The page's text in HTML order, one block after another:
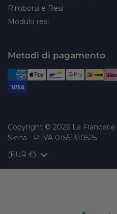
Rimborsi e Resi
Modulo resi
Metodi di pagamento
Copyright © 2026 La
Siena - P.IVA 01551310525
Paese/Area geografica
(EUR €)